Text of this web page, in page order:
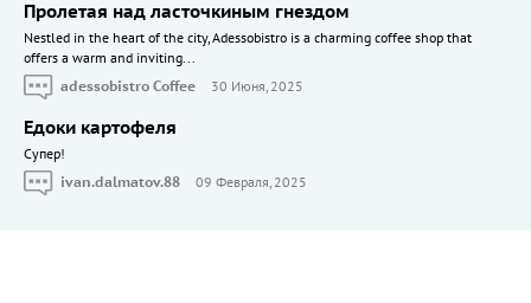
Пролетая над ласточкиным гнездом
Nestled in the heart of the city, Adessobistro is a charming coffee shop that
offers a warm and inviting...
adessobistro Coffee
30 Июня, 2025
Едоки картофеля
Cупер!
ivan.dalmatov.88
09 Февраля, 2025